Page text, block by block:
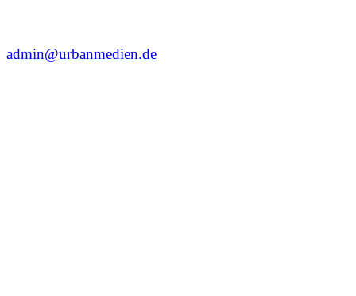
admin@urbanmedien.de